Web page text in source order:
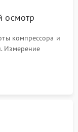
Подробнее →
осмотр
компрессора и
Измерение
термостата и
дисплея.